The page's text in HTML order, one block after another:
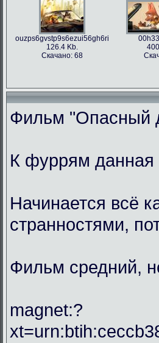
ouzps6gvstp9s6ezui56gh6ri
126.4 Kb.
Скачано: 68
Фильм "Опасный
К фуррям данная
Начинается всё
странностями,
Фильм средний,
magnet:?